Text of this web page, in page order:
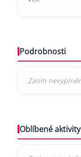
Podrobnosti
Oblíbené aktivity